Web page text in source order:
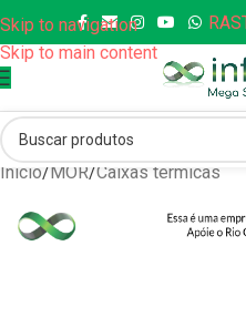
Skip to navigation
Skip to main content
Início/MOR/Caixas térmicas